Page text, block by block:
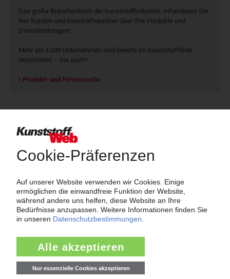
Das große Branchenbuch der Kunststoffindustrie: Informieren Sie
hier Kunden und Geschäftspartner über Ihre Produkte und
Dienstleistungen!
Mehr als 3.000 Unternehmen sind bereits im KunststoffWeb
verzeichnet – Sie auch?
Produkt- und Firmensuche
Über das KunststoffWeb
Als einer der Internet-Pioniere der Kunststoffindustrie
und Führungskräfte der Branche mit täglichen
Nachrichten rund um das Thema "Kunststoffe". Im Fokus
der Berichterstattung ist dabei die Preisentwicklung für